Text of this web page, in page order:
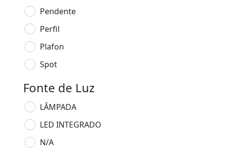
Pendente
Perfil
Plafon
Spot
Fonte de Luz
LÂMPADA
LED INTEGRADO
N/A